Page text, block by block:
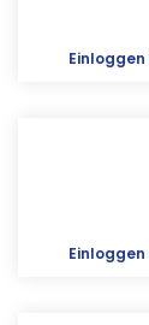
Einloggen
Einloggen